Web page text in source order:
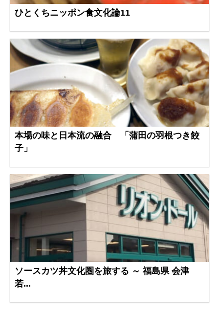
ひとくちニッポン食文化論11
本場の味と日本流の融合 「蒲田の羽根つき餃
子」
ソースカツ丼文化圏を旅する ～ 福島県 会津
若...